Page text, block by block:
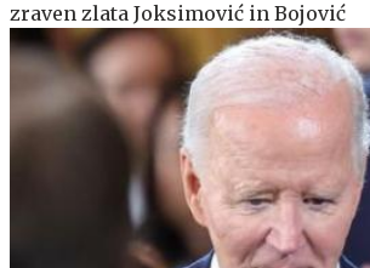
zraven zlata Joksimović in Bojović